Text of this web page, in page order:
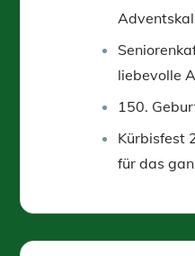
liebevolle
150.
Kürbisfest
für das